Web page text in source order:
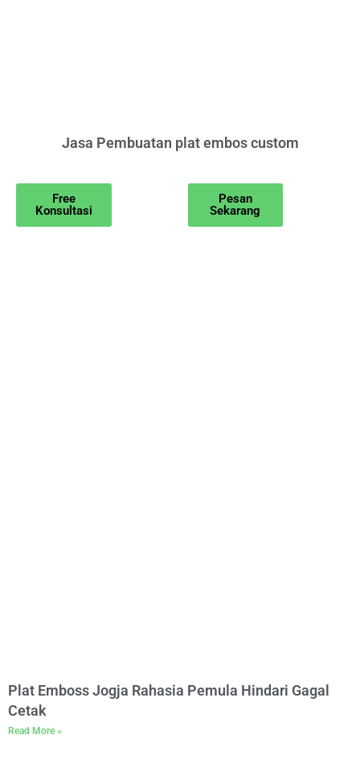
Jasa Pembuatan plat embos custom
Free
Konsultasi
Pesan
Sekarang
Plat Emboss Jogja Rahasia Pemula Hindari Gagal
Cetak
Read More »